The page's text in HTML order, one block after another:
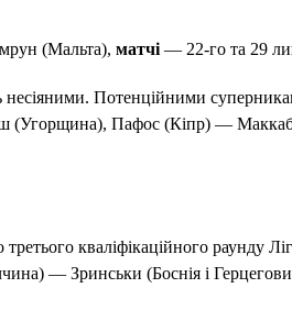
(Мальта), матчі — 22-го та 29
несіяними. Потенційними
(Угорщина), Пафос (Кіпр) —
кваліфікаційного раунду
— Зринськи (Боснія і